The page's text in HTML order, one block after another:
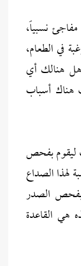
نسبياً،
في الطعام،
هنالك أي
هناك أسباب
ليقوم بفحص
الصداع
بفحص الصدر
هي القاعدة